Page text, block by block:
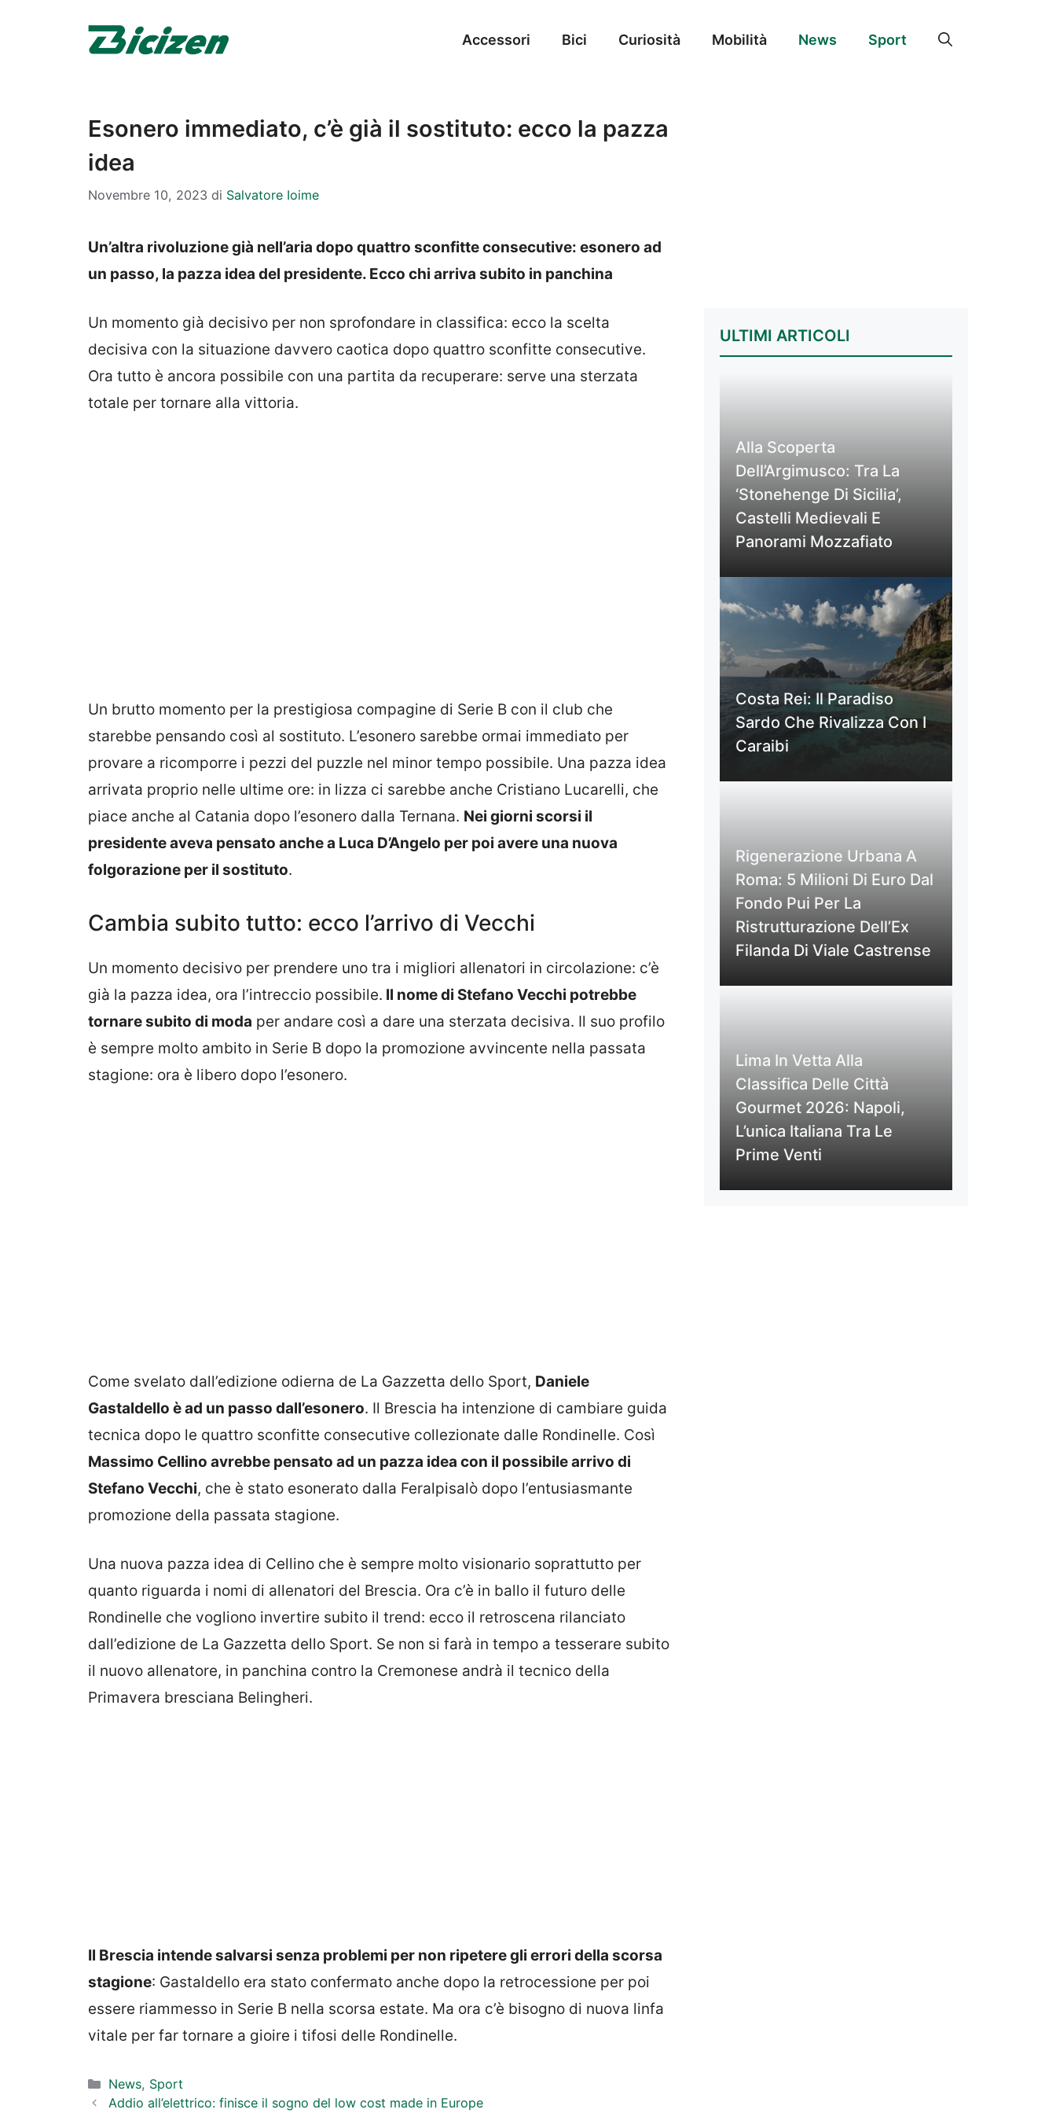
Accessori Bici Curiosità Mobilità News Sport
Esonero immediato, c’è già il sostituto: ecco la pazza
idea
Novembre 10, 2023 di Salvatore Ioime
Un’altra rivoluzione già nell’aria dopo quattro sconfitte consecutive: esonero ad
un passo, la pazza idea del presidente. Ecco chi arriva subito in panchina
Un momento già decisivo per non sprofondare in classifica: ecco la scelta
decisiva con la situazione davvero caotica dopo quattro sconfitte consecutive.
Ora tutto è ancora possibile con una partita da recuperare: serve una sterzata
totale per tornare alla vittoria.
Un brutto momento per la prestigiosa compagine di Serie B con il club che
starebbe pensando così al sostituto. L’esonero sarebbe ormai immediato per
provare a ricomporre i pezzi del puzzle nel minor tempo possibile. Una pazza idea
arrivata proprio nelle ultime ore: in lizza ci sarebbe anche Cristiano Lucarelli, che
piace anche al Catania dopo l’esonero dalla Ternana. Nei giorni scorsi il
presidente aveva pensato anche a Luca D’Angelo per poi avere una nuova
folgorazione per il sostituto.
Cambia subito tutto: ecco l’arrivo di Vecchi
Un momento decisivo per prendere uno tra i migliori allenatori in circolazione: c’è
già la pazza idea, ora l’intreccio possibile. Il nome di Stefano Vecchi potrebbe
tornare subito di moda per andare così a dare una sterzata decisiva. Il suo profilo
è sempre molto ambito in Serie B dopo la promozione avvincente nella passata
stagione: ora è libero dopo l’esonero.
Come svelato dall’edizione odierna de La Gazzetta dello Sport, Daniele
Gastaldello è ad un passo dall’esonero. Il Brescia ha intenzione di cambiare guida
tecnica dopo le quattro sconfitte consecutive collezionate dalle Rondinelle. Così
Massimo Cellino avrebbe pensato ad un pazza idea con il possibile arrivo di
Stefano Vecchi, che è stato esonerato dalla Feralpisalò dopo l’entusiasmante
promozione della passata stagione.
Una nuova pazza idea di Cellino che è sempre molto visionario soprattutto per
quanto riguarda i nomi di allenatori del Brescia. Ora c’è in ballo il futuro delle
Rondinelle che vogliono invertire subito il trend: ecco il retroscena rilanciato
dall’edizione de La Gazzetta dello Sport. Se non si farà in tempo a tesserare subito
il nuovo allenatore, in panchina contro la Cremonese andrà il tecnico della
Primavera bresciana Belingheri.
Il Brescia intende salvarsi senza problemi per non ripetere gli errori della scorsa
stagione: Gastaldello era stato confermato anche dopo la retrocessione per poi
essere riammesso in Serie B nella scorsa estate. Ma ora c’è bisogno di nuova linfa
vitale per far tornare a gioire i tifosi delle Rondinelle.
Categorie
News, Sport
Addio all’elettrico: finisce il sogno del low cost made in Europe
ULTIMI ARTICOLI
Alla Scoperta
Dell’Argimusco: Tra La
‘Stonehenge Di Sicilia’,
Castelli Medievali E
Panorami Mozzafiato
Costa Rei: Il Paradiso
Sardo Che Rivalizza Con I
Caraibi
Rigenerazione Urbana A
Roma: 5 Milioni Di Euro Dal
Fondo Pui Per La
Ristrutturazione Dell’Ex
Filanda Di Viale Castrense
Lima In Vetta Alla
Classifica Delle Città
Gourmet 2026: Napoli,
L’unica Italiana Tra Le
Prime Venti